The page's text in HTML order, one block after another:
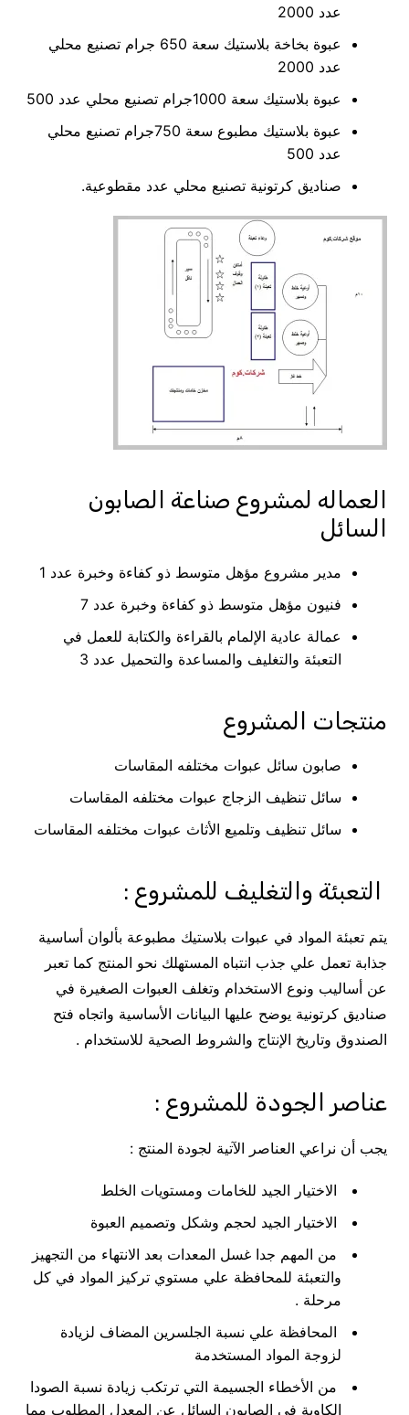
عدد 2000
عبوة بخاخة بلاستيك سعة 650 جرام تصنيع محلي
عدد 2000
عبوة بلاستيك سعة 1000جرام تصنيع محلي عدد 500
عبوة بلاستيك مطبوع سعة 750جرام تصنيع محلي
عدد 500
صناديق كرتونية تصنيع محلي عدد مقطوعية.
العماله لمشروع صناعة الصابون
السائل
مدير مشروع مؤهل متوسط ذو كفاءة وخبرة عدد 1
فنيون مؤهل متوسط ذو كفاءة وخبرة عدد 7
عمالة عادية الإلمام بالقراءة والكتابة للعمل في
التعبئة والتغليف والمساعدة والتحميل عدد 3
منتجات المشروع
صابون سائل عبوات مختلفه المقاسات
سائل تنظيف الزجاج عبوات مختلفه المقاسات
سائل تنظيف وتلميع الأثاث عبوات مختلفه المقاسات
التعبئة والتغليف للمشروع :
يتم تعبئة المواد في عبوات بلاستيك مطبوعة بألوان أساسية
جذابة تعمل علي جذب انتباه المستهلك نحو المنتج كما تعبر
عن أساليب ونوع الاستخدام وتغلف العبوات الصغيرة في
صناديق كرتونية يوضح عليها البيانات الأساسية واتجاه فتح
الصندوق وتاريخ الإنتاج والشروط الصحية للاستخدام .
عناصر الجودة للمشروع :
يجب أن نراعي العناصر الآتية لجودة المنتج :
الاختيار الجيد للخامات ومستويات الخلط
الاختيار الجيد لحجم وشكل وتصميم العبوة
من المهم جدا غسل المعدات بعد الانتهاء من التجهيز
والتعبئة للمحافظة علي مستوي تركيز المواد في كل
مرحلة .
المحافظة علي نسبة الجلسرين المضاف لزيادة
لزوجة المواد المستخدمة
من الأخطاء الجسيمة التي ترتكب زيادة نسبة الصودا
الكاوية في الصابون السائل عن المعدل المطلوب مما